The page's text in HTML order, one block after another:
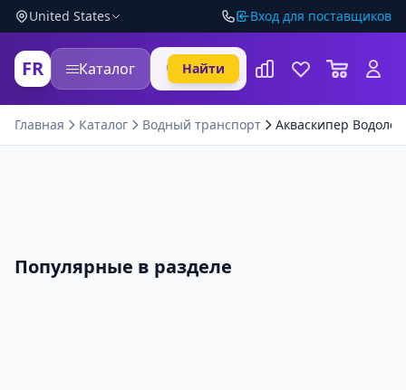
United States Вход для поставщиков
FR Каталог Найти
Главная Каталог Водный транспорт Акваскипер Водолет
Популярные в разделе